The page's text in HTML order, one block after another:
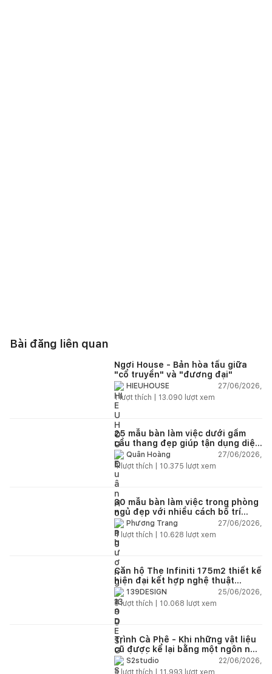
Bài đăng liên quan
Ngơi House - Bản hòa tấu giữa
"cổ truyền" và "đương đại"
HIEUHOUSE
27/06/2026,
1lượt thích | 13.090 lượt xem
25 mẫu bàn làm việc dưới gầm
cầu thang đẹp giúp tận dụng diện
tích tưởng chừng bị bỏ quên
Quân Hoàng
27/06/2026,
4lượt thích | 10.375 lượt xem
30 mẫu bàn làm việc trong phòng
ngủ đẹp với nhiều cách bố trí
thông minh cho mọi diện tích
Phương Trang
27/06/2026,
4 lượt thích | 10.628 lượt xem
Căn hộ The Infiniti 175m2 thiết kế
hiện đại kết hợp nghệ thuật
Modern Art đầy cảm xúc
139DESIGN
25/06/2026,
6lượt thích | 10.068 lượt xem
Trình Cà Phê - Khi những vật liệu
cũ được kể lại bằng một ngôn ngữ
thiết kế mới
S2studio
22/06/2026,
5 lượt thích | 11.993 lượt xem